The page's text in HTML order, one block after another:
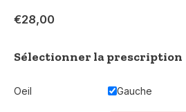
€28,00
Sélectionner la prescription
Oeil Gauche